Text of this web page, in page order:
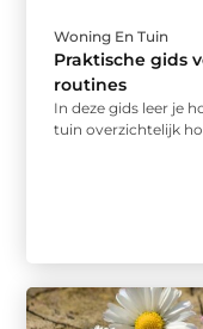
Woning En Tuin
Praktische gids
routines
In deze gids leer je
tuin overzichtelijk